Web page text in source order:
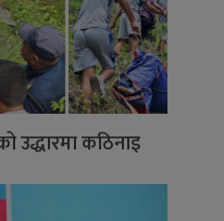
उद्धारमा कठिनाइ